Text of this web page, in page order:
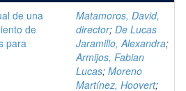
de una
de
para
Matamoros, David,
director; De Lucas
Jaramillo, Alexandra;
Armijos, Fabian
Lucas; Moreno
Martínez, Hoovert;